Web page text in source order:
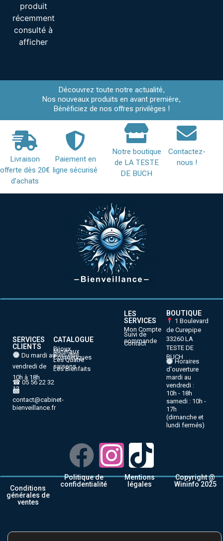
produit
récemment
consulté à
afficher
Découvrez toute notre actualité,
Nos nouveaux produits en avant première,
Bénéficiez de nos offres privilèges !
Livraison
offerte dès 20€
d’achats
Paiement en
ligne sécurisé
Notre boutique
de LA TESTE
DE BUCH
Contactez-
nous !
SERVICES
CLIENTS
Du mardi au
vendredi de
10h à 18h
☎ 05 56 22 32
12
contact@cabinet-
bienveillance.fr
CATALOGUE
Bijoux
Minéraux
Bien-être
Cosmétiques
Les Quatre
saisons
Les Bienfaits
LES
SERVICES
Mon Compte
Suivi de
commande
Contact
BOUTIQUE
1 Boulevard
de Curepipe
33260 LA
TESTE DE
BUCH
Horaires
d'ouverture
mardi au
vendredi :
10h - 18h
samedi : 10h -
17h
(dimanche et
lundi fermés)
Conditions
générales de
ventes
Politique de
confidentialité
Mentions
légales
Copyright @
Wininfo 2025